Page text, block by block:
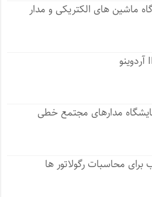
ماشین های الکتریکی و مدار
مدارهای مجتمع خطی
برای محاسبات رگولاتور ها